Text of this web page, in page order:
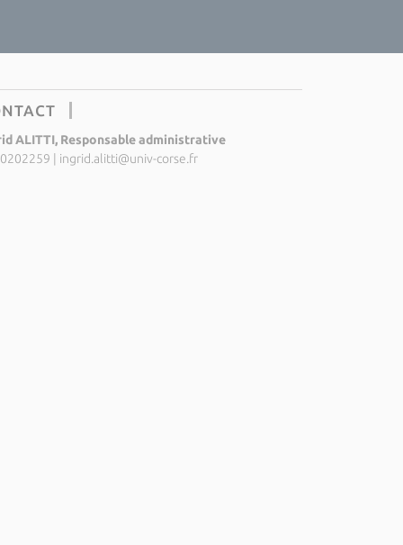
ALITTI, Responsable administrative
ingrid.alitti@univ-corse.fr